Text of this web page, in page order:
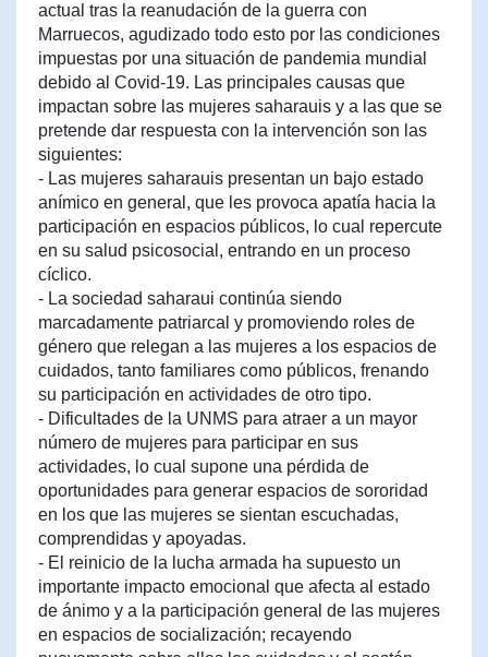
actual tras la reanudación de la guerra con
Marruecos, agudizado todo esto por las condiciones
impuestas por una situación de pandemia mundial
debido al Covid-19. Las principales causas que
impactan sobre las mujeres saharauis y a las que se
pretende dar respuesta con la intervención son las
siguientes:
- Las mujeres saharauis presentan un bajo estado
anímico en general, que les provoca apatía hacia la
participación en espacios públicos, lo cual repercute
en su salud psicosocial, entrando en un proceso
cíclico.
- La sociedad saharaui continúa siendo
marcadamente patriarcal y promoviendo roles de
género que relegan a las mujeres a los espacios de
cuidados, tanto familiares como públicos, frenando
su participación en actividades de otro tipo.
- Dificultades de la UNMS para atraer a un mayor
número de mujeres para participar en sus
actividades, lo cual supone una pérdida de
oportunidades para generar espacios de sororidad
en los que las mujeres se sientan escuchadas,
comprendidas y apoyadas.
- El reinicio de la lucha armada ha supuesto un
importante impacto emocional que afecta al estado
de ánimo y a la participación general de las mujeres
en espacios de socialización; recayendo